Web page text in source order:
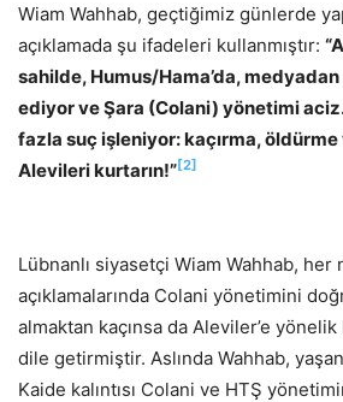
Wiam Wahhab, geçtiğimiz günlerde
açıklamada şu ifadeleri kullanmıştır:
sahilde, Humus/Hama’da,
ediyor ve Şara (Colani) yönetimi
fazla suç işleniyor: kaçırma,
Alevileri kurtarın!”[2]
Lübnanlı siyasetçi Wiam Wahhab, her
açıklamalarında Colani yönetimini
almaktan kaçınsa da Aleviler’e yönelik
dile getirmiştir. Aslında Wahhab,
Kaide kalıntısı Colani ve HTŞ